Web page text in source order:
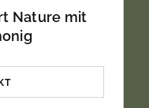
Nature mit